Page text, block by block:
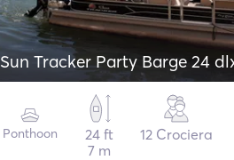
Sun Tracker Party Barge 24
Ponthoon
24 ft
7 m
12 Crociera